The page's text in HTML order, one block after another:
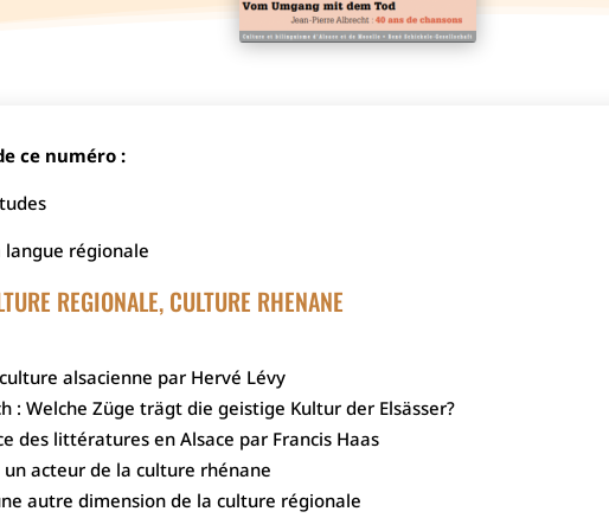
ce numéro :
régionale
REGIONALE, CULTURE RHENANE
alsacienne par Hervé Lévy
: Welche Züge trägt die geistige Kultur der Elsässer?
des littératures en Alsace par Francis Haas
acteur de la culture rhénane
autre dimension de la culture régionale